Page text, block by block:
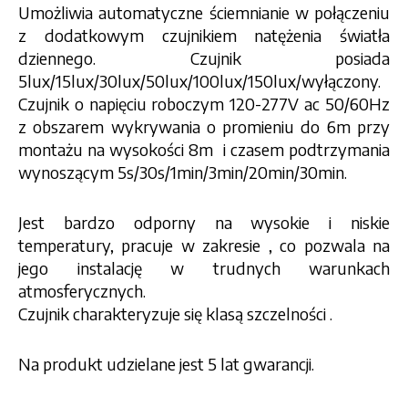
Umożliwia automatyczne ściemnianie w połączeniu
z dodatkowym czujnikiem natężenia światła
dziennego. Czujnik posiada
5lux/15lux/30lux/50lux/100lux/150lux/wyłączony.
Czujnik o napięciu roboczym 120-277V ac 50/60Hz
z obszarem wykrywania o promieniu do 6m przy
montażu na wysokości 8m i czasem podtrzymania
wynoszącym 5s/30s/1min/3min/20min/30min.
Jest bardzo odporny na wysokie i niskie
temperatury, pracuje w zakresie , co pozwala na
jego instalację w trudnych warunkach
atmosferycznych.
Czujnik charakteryzuje się klasą szczelności .
Na produkt udzielane jest 5 lat gwarancji.